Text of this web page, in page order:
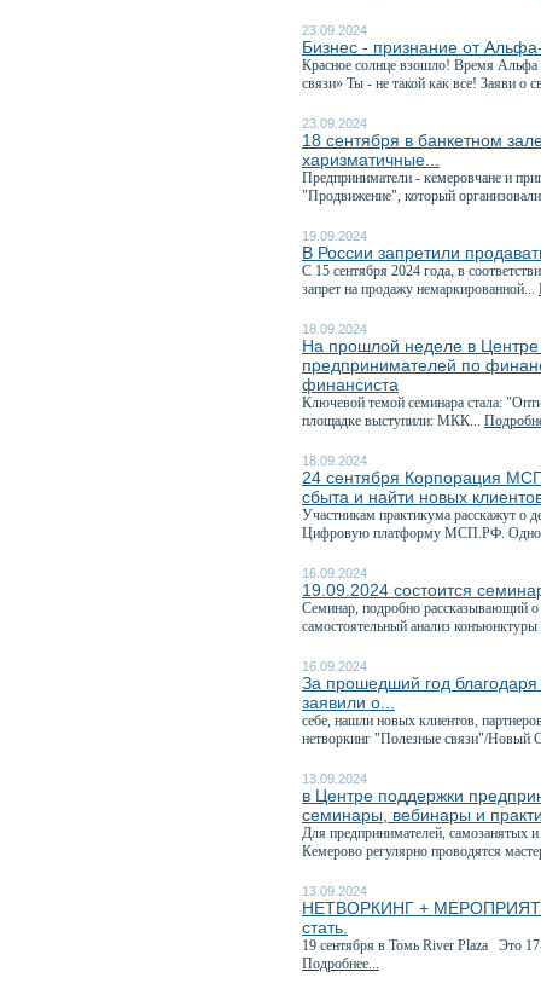
23.09.2024
Бизнес - признание от
Красное солнце взошло! Время
связи» Ты - не такой как все! Заяви о
23.09.2024
18 сентября в банкетном
харизматичные...
Предприниматели - кемеровчане и
"Продвижение", который
19.09.2024
В России запретили
С 15 сентября 2024 года, в
запрет на продажу немаркированной...
18.09.2024
На прошлой неделе в
предпринимателей по
финансиста
Ключевой темой семинара стала:
площадке выступили: МКК...
18.09.2024
24 сентября Корпорация
сбыта и найти новых
Участникам практикума расскажут о
Цифровую платформу МСП.РФ.
16.09.2024
19.09.2024 состоится
Семинар, подробно рассказывающий
самостоятельный анализ
16.09.2024
За прошедший год
заявили о...
себе, нашли новых клиентов,
нетворкинг "Полезные связи"/Новый
13.09.2024
в Центре поддержки
семинары, вебинары и
Для предпринимателей, самозанятых и
Кемерово регулярно проводятся
13.09.2024
НЕТВОРКИНГ +
стать.
19 сентября в Томь River Plaza Это
Подробнее...